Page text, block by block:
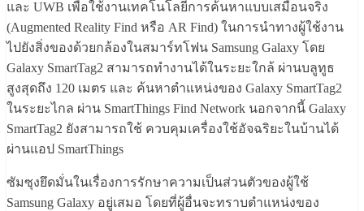
และ UWB เพื่อใช้งานเทคโนโลยีการค้นหาแบบเสมือนจริง
(Augmented Reality Find หรือ AR Find) ในการนำทางผู้ใช้งาน
ไปยังสิ่งของด้วยกล้องในสมาร์ทโฟน Samsung Galaxy โดย
Galaxy SmartTag2 สามารถทำงานได้ในระยะใกล้ ผ่านบลูทูธ
สูงสุดถึง 120 เมตร และ ค้นหาตำแหน่งของ Galaxy SmartTag2
ในระยะไกล ผ่าน SmartThings Find Network นอกจากนี้ Galaxy
SmartTag2 ยังสามารถใช้ ควบคุมเครื่องใช้อัจฉริยะในบ้านได้
ผ่านแอป SmartThings
ซัมซุงยึดมั่นในเรื่องการรักษาความเป็นส่วนตัวของผู้ใช้
Samsung Galaxy อยู่เสมอ โดยที่ผู้อื่นจะทราบตำแหน่งของ